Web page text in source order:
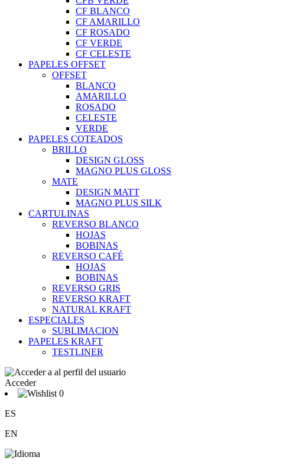
CF BLANCO
CF AMARILLO
CF ROSADO
CF VERDE
CF CELESTE
PAPELES OFFSET
OFFSET
BLANCO
AMARILLO
ROSADO
CELESTE
VERDE
PAPELES COTEADOS
BRILLO
DESIGN GLOSS
MAGNO PLUS GLOSS
MATE
DESIGN MATT
MAGNO PLUS SILK
CARTULINAS
REVERSO BLANCO
HOJAS
BOBINAS
REVERSO CAFÉ
HOJAS
BOBINAS
REVERSO GRIS
REVERSO KRAFT
NATURAL KRAFT
ESPECIALES
SUBLIMACION
PAPELES KRAFT
TESTLINER
Acceder
0
ES
EN